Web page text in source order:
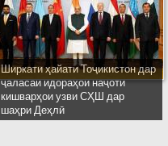
Ширкати ҳайати Тоҷикистон дар
ҷаласаи идораҳои наҷоти
кишварҳои узви СҲШ дар
шаҳри Деҳлӣ